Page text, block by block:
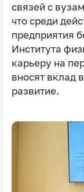
связей с
что среди
предприятия
Института
карьеру на
вносят вклад
развитие.